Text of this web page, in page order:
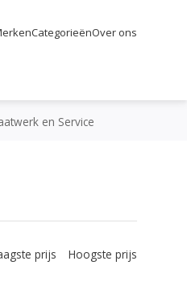
CategorieënOver ons
en Service
prijs Hoogste prijs